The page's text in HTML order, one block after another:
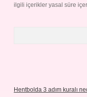
ilgili içerikler yasal süre
Hentbolda 3 adım kuralı